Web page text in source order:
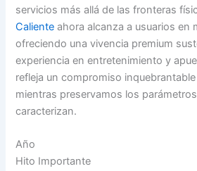
servicios más allá de las fronteras
Caliente ahora alcanza a usuarios en
ofreciendo una vivencia premium
experiencia en entretenimiento y
refleja un compromiso
mientras preservamos los
caracterizan.
Año
Hito Importante